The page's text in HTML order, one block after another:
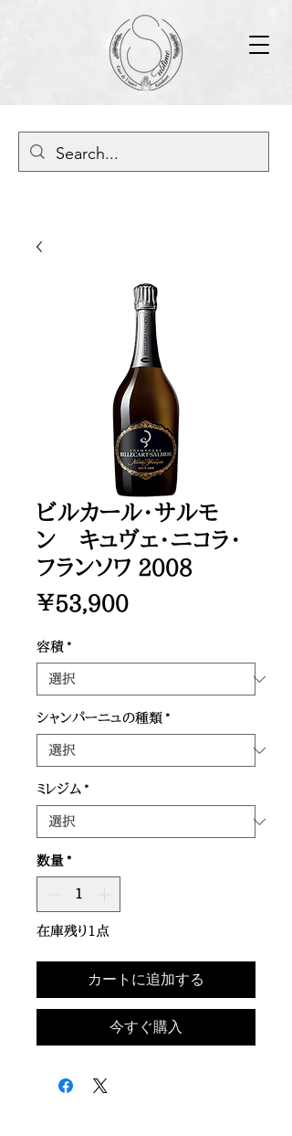
ビルカール・サルモ
ン キュヴェ・ニコラ・
フランソワ 2008
￥53,900価
容積 *
シャンパーニュの種類 *
ミレジム *
数量 *
在庫残り1点
カートに追加する
今すぐ購入